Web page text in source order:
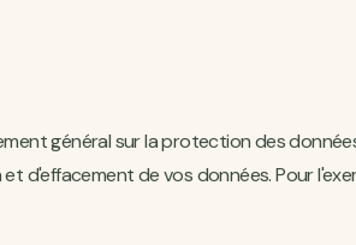
général sur la protection des
d'effacement de vos données. Pour